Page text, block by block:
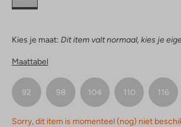
Kies je maat: Dit item valt normaal, kies je
Maattabel
92 98 104 110 116
Sorry, dit item is momenteel (nog) niet